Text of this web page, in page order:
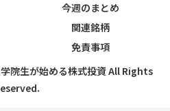
今週のまとめ
関連銘柄
免責事項
院生が始める株式投資 All Rights